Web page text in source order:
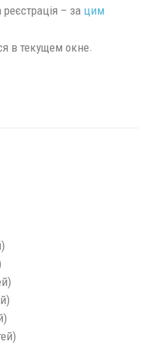
– за цим